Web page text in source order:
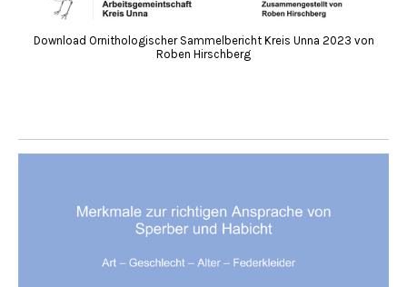
Download Ornithologischer Sammelbericht Kreis Unna 2023 von
Roben Hirschberg